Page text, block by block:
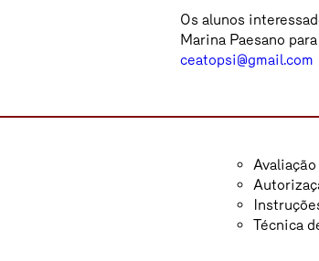
Os alunos
Marina Paesano
ceatopsi@gmail.com
Técnica